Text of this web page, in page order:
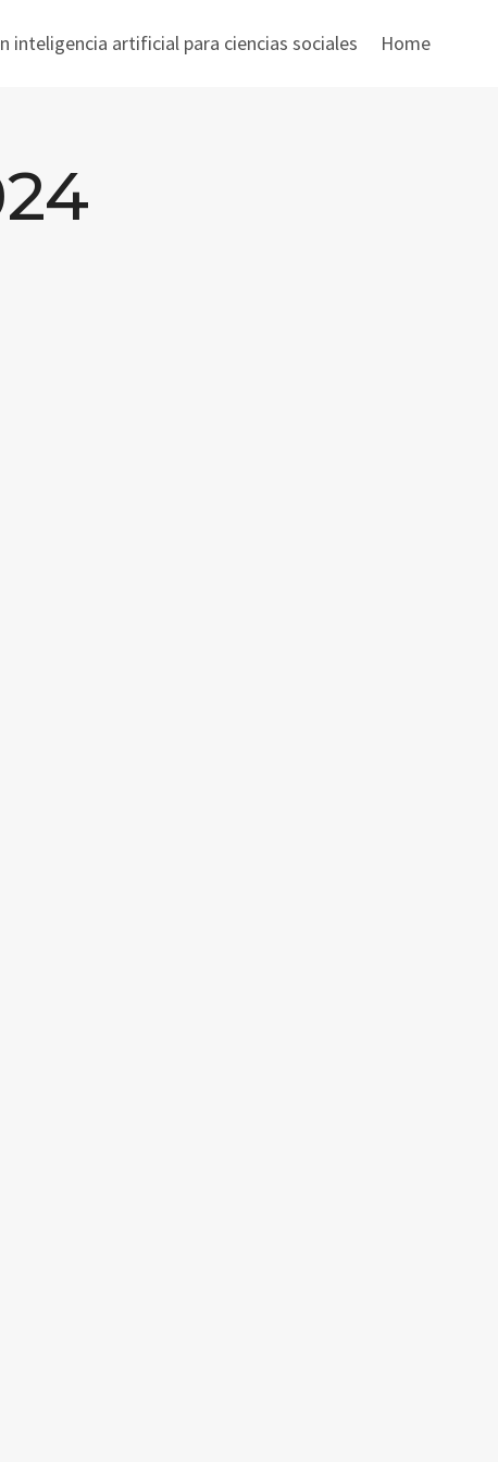
inteligencia artificial para ciencias sociales Home